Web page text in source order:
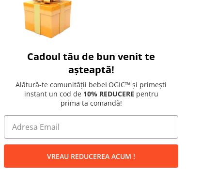
Cadoul tău de bun venit te
așteaptă!
Alătură-te comunității bebeLOGIC™ și primești
instant un cod de 10% REDUCERE pentru
prima ta comandă!
VREAU REDUCEREA ACUM !